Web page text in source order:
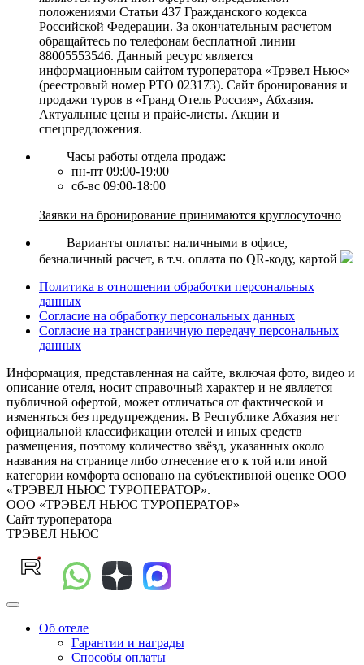
положениями Статьи 437 Гражданского кодекса
Российской Федерации. За окончательным расчетом
обращайтесь по телефонам бесплатной линии
88005553546. Данный ресурс является
информационным сайтом туроператора «Трэвел Ньюс»
(реестровый номер РТО 023173). Сайт бронирования и
продажи туров в «Гранд Отель Россия», Абхазия.
Актуальные цены и прайс-листы. Акции и
спецпредложения.
Часы работы отдела продаж:
пн-пт 09:00-19:00
сб-вс 09:00-18:00
Заявки на бронирование принимаются круглосуточно
Варианты оплаты: наличными в офисе,
безналичный расчет, в т.ч. оплата по QR-коду, картой
Политика в отношении обработки персональных
данных
Согласие на обработку персональных данных
Согласие на трансграничную передачу персональных
данных
Информация, представленная на сайте, включая фото, видео и
описание отеля, носит справочный характер и не является
публичной офертой, может отличаться от фактической и
изменяться без предупреждения. В Республике Абхазия нет
официальной классификации отелей и иных средств
размещения, поэтому количество звёзд, указанных около
названия на странице либо отнесение его к той или иной
категории комфорта основано на субъективной оценке ООО
«ТРЭВЕЛ НЬЮС ТУРОПЕРАТОР».
ООО «ТРЭВЕЛ НЬЮС ТУРОПЕРАТОР»
Сайт туроператора
ТРЭВЕЛ НЬЮС
Об отеле
Гарантии и награды
Способы оплаты